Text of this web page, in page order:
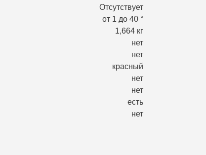
Отсутствует
от 1 до 40 °
1,664 кг
нет
нет
красный
нет
нет
есть
нет